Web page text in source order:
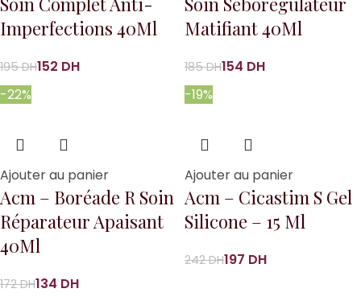
Imperfections 40Ml
195DH152 DH
Matifiant 40Ml
185DH154 DH
-22%
Ajouter au panier
Acm – Boréade R Soin
Réparateur Apaisant
40Ml
172DH134 DH
-19%
Ajouter au panier
Acm – Cicastim S Gel
Silicone – 15 Ml
242DH197 DH